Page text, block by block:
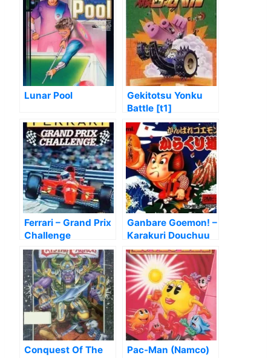
Lunar Pool
Gekitotsu Yonku
Battle [t1]
Ferrari – Grand Prix
Challenge
Ganbare Goemon! –
Karakuri Douchuu
[T-Eng1.02]
Conquest Of The
Pac-Man (Namco)